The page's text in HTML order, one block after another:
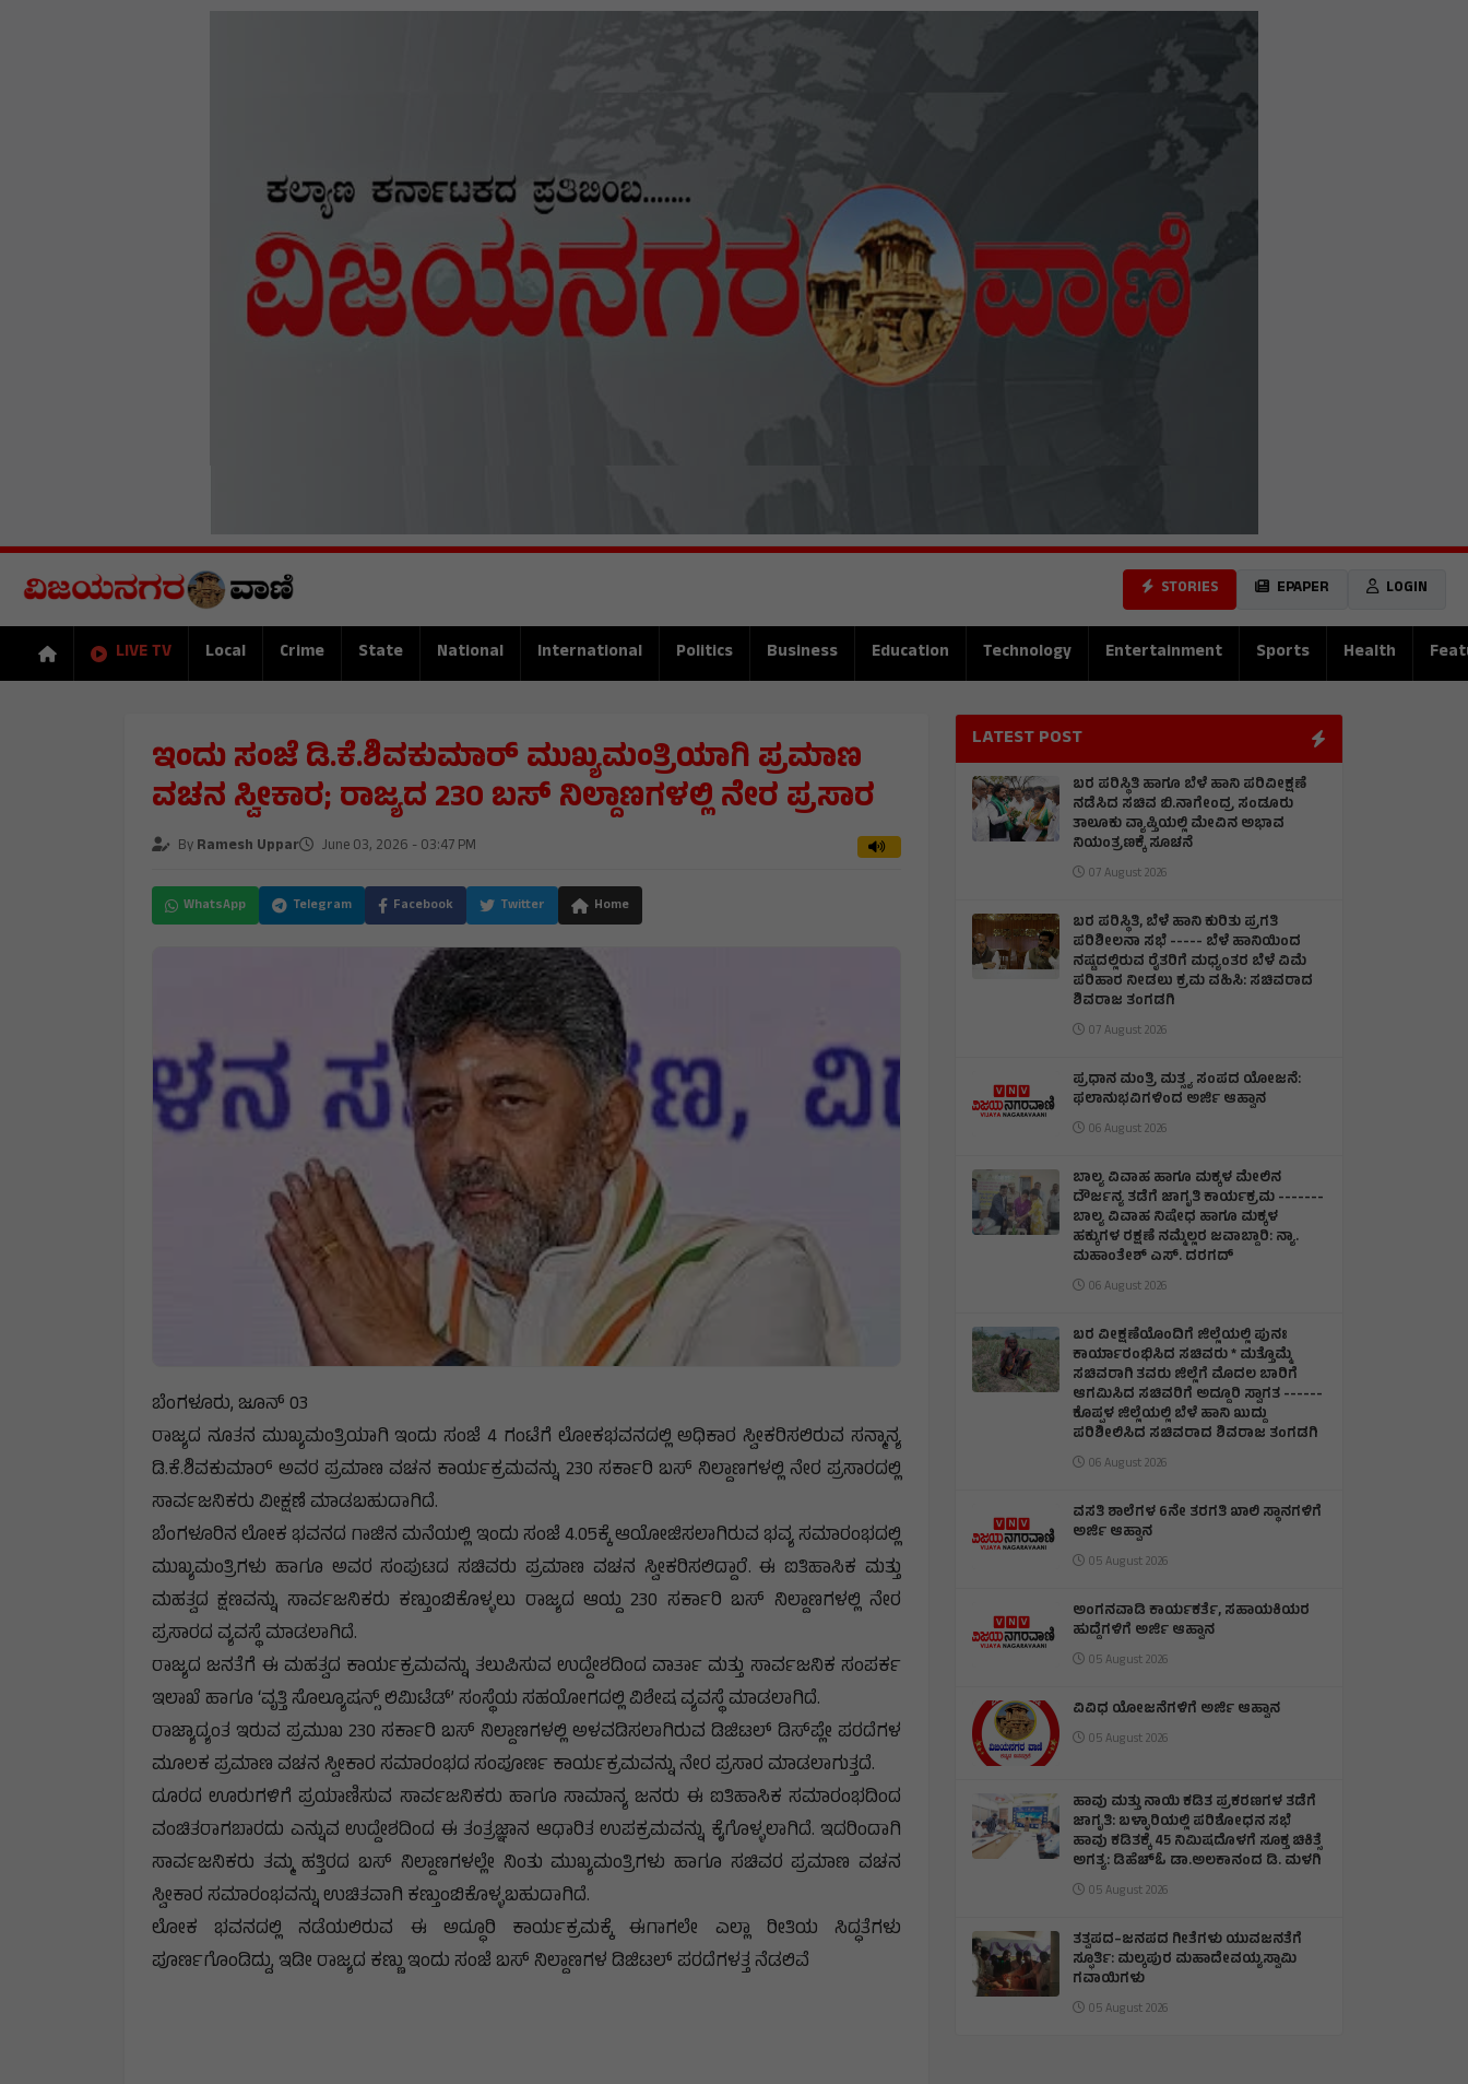
STORIES EPAPER LOGIN
LIVE TV Local Crime State National International Politics Business Education Technology Entertainment Sports Health
ಇಂದು ಸಂಜೆ ಡಿ.ಕೆ.ಶಿವಕುಮಾರ್ ಮುಖ್ಯಮಂತ್ರಿಯಾಗಿ ಪ್ರಮಾಣ
ವಚನ ಸ್ವೀಕಾರ; ರಾಜ್ಯದ 230 ಬಸ್ ನಿಲ್ದಾಣಗಳಲ್ಲಿ ನೇರ ಪ್ರಸಾರ
ByRamesh Uppar June 03, 2026 - 03:47 PM
WhatsApp Telegram Facebook Twitter Home
ಬೆಂಗಳೂರು, ಜೂನ್ 03
ರಾಜ್ಯದ ನೂತನ ಮುಖ್ಯಮಂತ್ರಿಯಾಗಿ ಇಂದು ಸಂಜೆ 4 ಗಂಟೆಗೆ ಲೋಕಭವನದಲ್ಲಿ ಅಧಿಕಾರ ಸ್ವೀಕರಿಸಲಿರುವ ಸನ್ಮಾನ್ಯ
ಡಿ.ಕೆ.ಶಿವಕುಮಾರ್ ಅವರ ಪ್ರಮಾಣ ವಚನ ಕಾರ್ಯಕ್ರಮವನ್ನು 230 ಸರ್ಕಾರಿ ಬಸ್ ನಿಲ್ದಾಣಗಳಲ್ಲಿ ನೇರ ಪ್ರಸಾರದಲ್ಲಿ
ಸಾರ್ವಜನಿಕರು ವೀಕ್ಷಣೆ ಮಾಡಬಹುದಾಗಿದೆ.
ಬೆಂಗಳೂರಿನ ಲೋಕ ಭವನದ ಗಾಜಿನ ಮನೆಯಲ್ಲಿ ಇಂದು ಸಂಜೆ 4.05ಕ್ಕೆ ಆಯೋಜಿಸಲಾಗಿರುವ ಭವ್ಯ ಸಮಾರಂಭದಲ್ಲಿ
ಮುಖ್ಯಮಂತ್ರಿಗಳು ಹಾಗೂ ಅವರ ಸಂಪುಟದ ಸಚಿವರು ಪ್ರಮಾಣ ವಚನ ಸ್ವೀಕರಿಸಲಿದ್ದಾರೆ. ಈ ಐತಿಹಾಸಿಕ ಮತ್ತು
ಮಹತ್ವದ ಕ್ಷಣವನ್ನು ಸಾರ್ವಜನಿಕರು ಕಣ್ತುಂಬಿಕೊಳ್ಳಲು ರಾಜ್ಯದ ಆಯ್ದ 230 ಸರ್ಕಾರಿ ಬಸ್ ನಿಲ್ದಾಣಗಳಲ್ಲಿ ನೇರ
ಪ್ರಸಾರದ ವ್ಯವಸ್ಥೆ ಮಾಡಲಾಗಿದೆ.
ರಾಜ್ಯದ ಜನತೆಗೆ ಈ ಮಹತ್ವದ ಕಾರ್ಯಕ್ರಮವನ್ನು ತಲುಪಿಸುವ ಉದ್ದೇಶದಿಂದ ವಾರ್ತಾ ಮತ್ತು ಸಾರ್ವಜನಿಕ ಸಂಪರ್ಕ
ಇಲಾಖೆ ಹಾಗೂ ‘ವೃತ್ತಿ ಸೊಲ್ಯೂಷನ್ಸ್ ಲಿಮಿಟೆಡ್’ ಸಂಸ್ಥೆಯ ಸಹಯೋಗದಲ್ಲಿ ವಿಶೇಷ ವ್ಯವಸ್ಥೆ ಮಾಡಲಾಗಿದೆ.
ರಾಜ್ಯಾದ್ಯಂತ ಇರುವ ಪ್ರಮುಖ 230 ಸರ್ಕಾರಿ ಬಸ್ ನಿಲ್ದಾಣಗಳಲ್ಲಿ ಅಳವಡಿಸಲಾಗಿರುವ ಡಿಜಿಟಲ್ ಡಿಸ್ಪ್ಲೇ ಪರದೆಗಳ
ಮೂಲಕ ಪ್ರಮಾಣ ವಚನ ಸ್ವೀಕಾರ ಸಮಾರಂಭದ ಸಂಪೂರ್ಣ ಕಾರ್ಯಕ್ರಮವನ್ನು ನೇರ ಪ್ರಸಾರ ಮಾಡಲಾಗುತ್ತದೆ.
ದೂರದ ಊರುಗಳಿಗೆ ಪ್ರಯಾಣಿಸುವ ಸಾರ್ವಜನಿಕರು ಹಾಗೂ ಸಾಮಾನ್ಯ ಜನರು ಈ ಐತಿಹಾಸಿಕ ಸಮಾರಂಭದಿಂದ
ವಂಚಿತರಾಗಬಾರದು ಎನ್ನುವ ಉದ್ದೇಶದಿಂದ ಈ ತಂತ್ರಜ್ಞಾನ ಆಧಾರಿತ ಉಪಕ್ರಮವನ್ನು ಕೈಗೊಳ್ಳಲಾಗಿದೆ. ಇದರಿಂದಾಗಿ
ಸಾರ್ವಜನಿಕರು ತಮ್ಮ ಹತ್ತಿರದ ಬಸ್ ನಿಲ್ದಾಣಗಳಲ್ಲೇ ನಿಂತು ಮುಖ್ಯಮಂತ್ರಿಗಳು ಹಾಗೂ ಸಚಿವರ ಪ್ರಮಾಣ ವಚನ
ಸ್ವೀಕಾರ ಸಮಾರಂಭವನ್ನು ಉಚಿತವಾಗಿ ಕಣ್ತುಂಬಿಕೊಳ್ಳಬಹುದಾಗಿದೆ.
ಲೋಕ ಭವನದಲ್ಲಿ ನಡೆಯಲಿರುವ ಈ ಅದ್ಧೂರಿ ಕಾರ್ಯಕ್ರಮಕ್ಕೆ ಈಗಾಗಲೇ ಎಲ್ಲಾ ರೀತಿಯ ಸಿದ್ಧತೆಗಳು
ಪೂರ್ಣಗೊಂಡಿದ್ದು, ಇಡೀ ರಾಜ್ಯದ ಕಣ್ಣು ಇಂದು ಸಂಜೆ ಬಸ್ ನಿಲ್ದಾಣಗಳ ಡಿಜಿಟಲ್ ಪರದೆಗಳತ್ತ ನೆಡಲಿವೆ
LATEST POST
ಬರ ಪರಿಸ್ಥಿತಿ ಹಾಗೂ ಬೆಳೆ ಹಾನಿ ಪರಿವೀಕ್ಷಣೆ
ನಡೆಸಿದ ಸಚಿವ ಬಿ.ನಾಗೇಂದ್ರ ಸoಡೂರು
ತಾಲೂಕು ವ್ಯಾಪ್ತಿಯಲ್ಲಿ ಮೇವಿನ ಅಭಾವ
ನಿಯಂತ್ರಣಕ್ಕೆ ಸೂಚನೆ
07 August 2026
ಬರ ಪರಿಸ್ಥಿತಿ, ಬೆಳೆ ಹಾನಿ ಕುರಿತು ಪ್ರಗತಿ
ಪರಿಶೀಲನಾ ಸಭೆ ----- ಬೆಳೆ ಹಾನಿಯಿಂದ
ನಷ್ಟದಲ್ಲಿರುವ ರೈತರಿಗೆ ಮಧ್ಯಂತರ ಬೆಳೆ ವಿಮೆ
ಪರಿಹಾರ ನೀಡಲು ಕ್ರಮ ವಹಿಸಿ: ಸಚಿವರಾದ
ಶಿವರಾಜ ತಂಗಡಗಿ
07 August 2026
ಪ್ರಧಾನ ಮಂತ್ರಿ ಮತ್ಸ್ಯ ಸಂಪದ ಯೋಜನೆ:
ಫಲಾನುಭವಿಗಳಿಂದ ಅರ್ಜಿ ಆಹ್ವಾನ
06 August 2026
ಬಾಲ್ಯ ವಿವಾಹ ಹಾಗೂ ಮಕ್ಕಳ ಮೇಲಿನ
ದೌರ್ಜನ್ಯ ತಡೆಗೆ ಜಾಗೃತಿ ಕಾರ್ಯಕ್ರಮ -------
ಬಾಲ್ಯ ವಿವಾಹ ನಿಷೇಧ ಹಾಗೂ ಮಕ್ಕಳ
ಹಕ್ಕುಗಳ ರಕ್ಷಣೆ ನಮ್ಮೆಲ್ಲರ ಜವಾಬ್ದಾರಿ: ನ್ಯಾ.
ಮಹಾಂತೇಶ್ ಎಸ್. ದರಗದ್
06 August 2026
ಬರ ವೀಕ್ಷಣೆಯೊಂದಿಗೆ ಜಿಲ್ಲೆಯಲ್ಲಿ ಪುನಃ
ಕಾರ್ಯಾರಂಭಿಸಿದ ಸಚಿವರು * ಮತ್ತೊಮ್ಮೆ
ಸಚಿವರಾಗಿ ತವರು ಜಿಲ್ಲೆಗೆ ಮೊದಲ ಬಾರಿಗೆ
ಆಗಮಿಸಿದ ಸಚಿವರಿಗೆ ಅದ್ದೂರಿ ಸ್ವಾಗತ ------
ಕೊಪ್ಪಳ ಜಿಲ್ಲೆಯಲ್ಲಿ ಬೆಳೆ ಹಾನಿ ಖುದ್ದು
ಪರಿಶೀಲಿಸಿದ ಸಚಿವರಾದ ಶಿವರಾಜ ತಂಗಡಗಿ
06 August 2026
ವಸತಿ ಶಾಲೆಗಳ 6ನೇ ತರಗತಿ ಖಾಲಿ ಸ್ಥಾನಗಳಿಗೆ
ಅರ್ಜಿ ಆಹ್ವಾನ
05 August 2026
ಅಂಗನವಾಡಿ ಕಾರ್ಯಕರ್ತೆ, ಸಹಾಯಕಿಯರ
ಹುದ್ದೆಗಳಿಗೆ ಅರ್ಜಿ ಆಹ್ವಾನ
05 August 2026
ವಿವಿಧ ಯೋಜನೆಗಳಿಗೆ ಅರ್ಜಿ ಆಹ್ವಾನ
05 August 2026
ಹಾವು ಮತ್ತು ನಾಯಿ ಕಡಿತ ಪ್ರಕರಣಗಳ ತಡೆಗೆ
ಜಾಗೃತಿ: ಬಳ್ಳಾರಿಯಲ್ಲಿ ಪರಿಶೋಧನ ಸಭೆ
ಹಾವು ಕಡಿತಕ್ಕೆ 45 ನಿಮಿಷದೊಳಗೆ ಸೂಕ್ತ ಚಿಕಿತ್ಸೆ
ಅಗತ್ಯ: ಡಿಹೆಚ್‌ಓ ಡಾ.ಅಲಕಾನಂದ ಡಿ. ಮಳಗಿ
05 August 2026
ತತ್ವಪದ–ಜನಪದ ಗೀತೆಗಳು ಯುವಜನತೆಗೆ
ಸ್ಫೂರ್ತಿ: ಮಲ್ಕಪುರ ಮಹಾದೇವಯ್ಯಸ್ವಾಮಿ
ಗವಾಯಿಗಳು
05 August 2026